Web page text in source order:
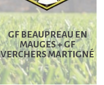
GF BEAUPREAU EN
MAUGES + GF
VERCHERS MARTIGNÉ